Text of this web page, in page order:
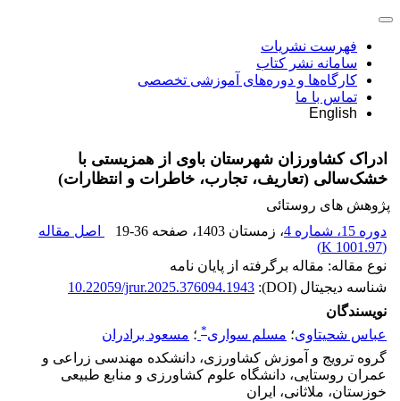
فهرست نشریات
سامانه نشر کتاب
کارگاه‌ها و دوره‌های آموزشی تخصصی
تماس با ما
English
ادراک کشاورزان شهرستان باوی از همزیستی با
خشک‌سالی (تعاریف، تجارب، خاطرات و انتظارات)
پژوهش های روستائی
دوره 15، شماره 4
، زمستان 1403 ، صفحه 19-36
اصل مقاله
(
1001.97 K
)
نوع مقاله: مقاله برگرفته از پایان نامه
شناسه دیجیتال (DOI):
10.22059/jrur.2025.376094.1943
نویسندگان
عباس شحیتاوی؛ مسلم سواری* ؛ مسعود برادران
گروه ترویج و آموزش کشاورزی، دانشکده مهندسی زراعی و
عمران روستایی، دانشگاه علوم کشاورزی و منابع طبیعی
خوزستان، ملاثانی، ایران